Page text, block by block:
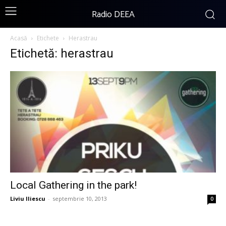
Radio DEEA
Acasă Etichete Herastrau
Etichetă: herastrau
Local Gathering in the park!
Liviu Iliescu - septembrie 10, 2013 0